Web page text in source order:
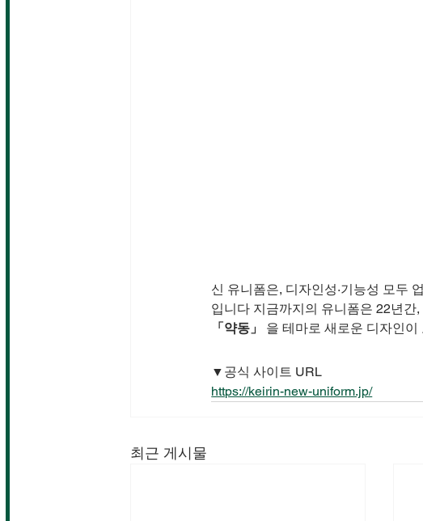
신 유니폼은, 디자인성·기능성 모두
입니다 지금까지의 유니폼은 22년
「약동」
을 테마로 새로운 디자인이
▼공식 사이트 URL
https://keirin-new-uniform.jp/
최근 게시물